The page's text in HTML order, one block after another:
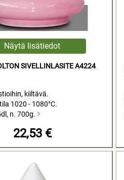
SIVELLINLASITE A4224
kiiltävä.
1020 - 1080°C.
n. 700g.
22,53 €